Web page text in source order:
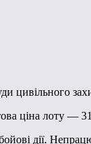
цивільного
ціна лоту —
дії.